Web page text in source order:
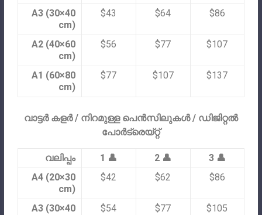
A3 (30×40
cm)
$43 $64 $86
A2 (40×60
cm)
$56 $77 $107
A1 (60×80
cm)
$77 $107 $137
വാട്ടർ കളർ / നിറമുള്ള പെൻസിലുകൾ / ഡിജിറ്റൽ
പോർട്രെയ്റ്റ്
വലിപ്പം 1 👤 2 👤
3 👤
A4 (20×30
cm)
$42 $62 $86
A3 (30×40
$54 $77 $105